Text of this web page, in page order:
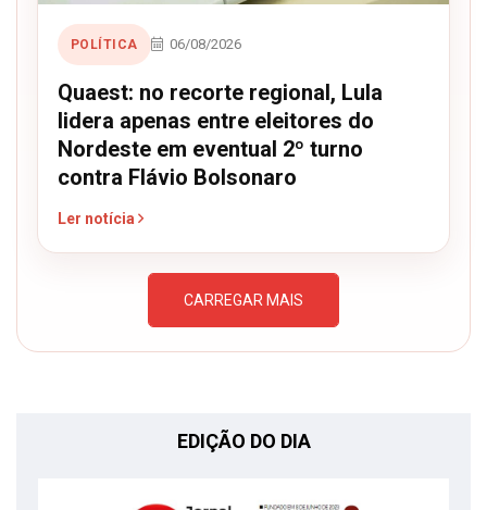
POLÍTICA 06/08/2026
Quaest: no recorte regional, Lula
lidera apenas entre eleitores do
Nordeste em eventual 2º turno
contra Flávio Bolsonaro
Ler notícia
CARREGAR MAIS
EDIÇÃO DO DIA